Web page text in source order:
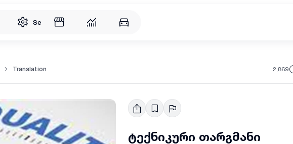
Service
Translation 2,869
ტექნიკური თარგმანი